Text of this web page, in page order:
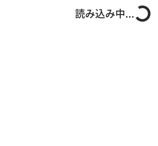
ご利用ガイド
読み込み中...